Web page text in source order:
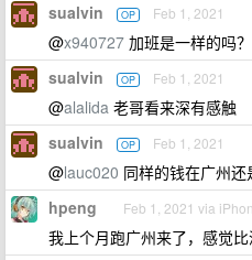
sualvin OP Feb 1, 2021
@x940727 加班是一样的吗？
sualvin OP Feb 1, 2021
@alalida 老哥看来深有感触
sualvin OP Feb 1, 2021
@lauc020 同样的钱在广州
hpeng Feb 1, 2021 via
我上个月跑广州来了，感觉